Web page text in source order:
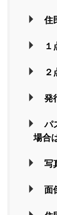
住
１
２
発
パ
場合
写
面